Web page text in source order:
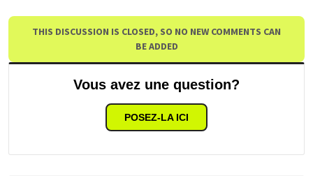
THIS DISCUSSION IS CLOSED, SO NO NEW COMMENTS CAN
BE ADDED
Vous avez une question?
POSEZ-LA ICI